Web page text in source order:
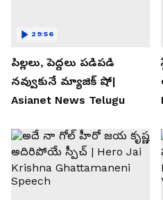
పిల్లలు, పెద్దలు పడిపడి
నవ్వుకునే మ్యాజిక్ షో|
Asianet News Telugu
29:56